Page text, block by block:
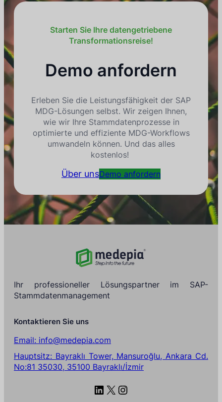
Starten Sie Ihre datengetriebene
Transformationsreise!
Demo anfordern
Erleben Sie die Leistungsfähigkeit der SAP
MDG-Lösungen selbst. Wir zeigen Ihnen,
wie wir Ihre Stammdatenprozesse in
optimierte und effiziente MDG-Workflows
umwandeln können. Und das alles
kostenlos!
Über unsDemo anfordern
Ihr professioneller Lösungspartner im SAP-
Stammdatenmanagement
Kontaktieren Sie uns
Email: info@medepia.com
Hauptsitz: Bayraklı Tower, Mansuroğlu, Ankara Cd.
No:81 35030, 35100 Bayraklı/İzmir
LinkedIn X Instagram